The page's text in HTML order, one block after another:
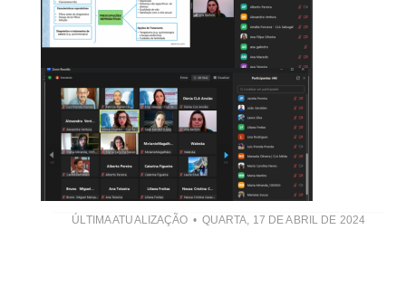
ÚLTIMA ATUALIZAÇÃO QUARTA, 17 DE ABRIL DE 2024